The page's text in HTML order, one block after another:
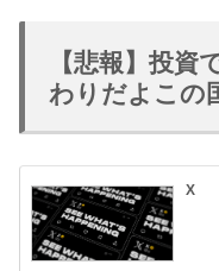
【悲報】投資
わりだよこの
X